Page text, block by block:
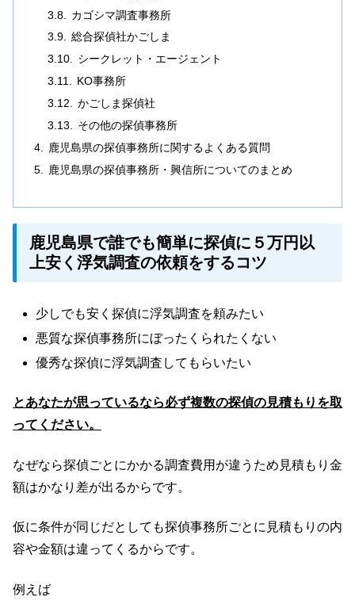
カゴシマ調査事務所
総合探偵社かごしま
シークレット・エージェント
KO事務所
かごしま探偵社
その他の探偵事務所
鹿児島県の探偵事務所に関するよくある質問
鹿児島県の探偵事務所・興信所についてのまとめ
鹿児島県で誰でも簡単に探偵に５万円以
上安く浮気調査の依頼をするコツ
少しでも安く探偵に浮気調査を頼みたい
悪質な探偵事務所にぼったくられたくない
優秀な探偵に浮気調査してもらいたい
とあなたが思っているなら必ず複数の探偵の見積もりを取
ってください。
なぜなら探偵ごとにかかる調査費用が違うため見積もり金
額はかなり差が出るからです。
仮に条件が同じだとしても探偵事務所ごとに見積もりの内
容や金額は違ってくるからです。
例えば